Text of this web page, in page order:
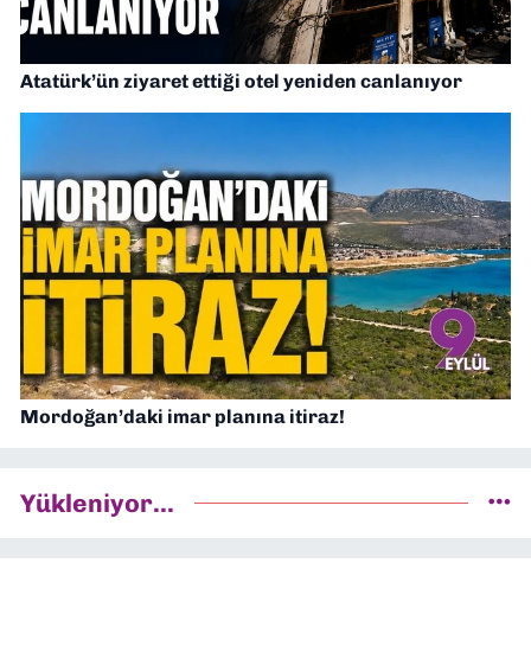
Atatürk’ün ziyaret ettiği otel yeniden canlanıyor
Mordoğan’daki imar planına itiraz!
Yükleniyor...